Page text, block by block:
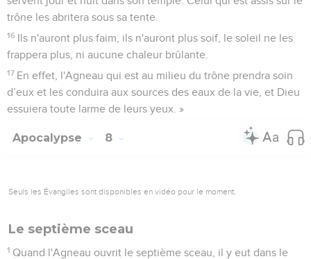
trône les abritera sous sa tente.
16 Ils n'auront plus faim, ils n'auront plus soif, le soleil ne les
frappera plus, ni aucune chaleur brûlante.
17 En effet, l'Agneau qui est au milieu du trône prendra soin
d’eux et les conduira aux sources des eaux de la vie, et Dieu
essuiera toute larme de leurs yeux. »
Apocalypse 8
Seuls les Évangiles sont disponibles en vidéo pour le moment.
Le septième sceau
1 Quand l'Agneau ouvrit le septième sceau, il y eut dans le